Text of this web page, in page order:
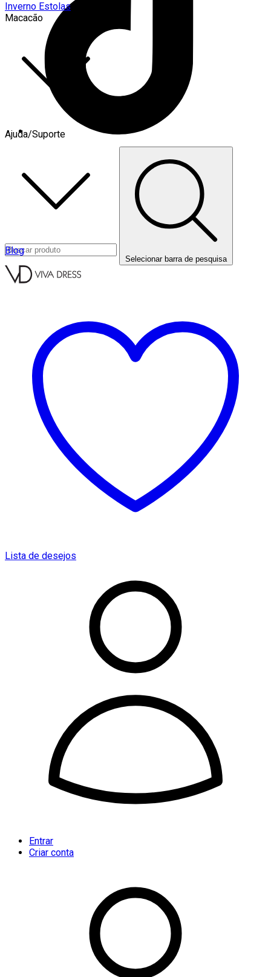
Inverno Estolas
Macacão
Ajuda/Suporte
Blog
Selecionar barra de pesquisa
Lista de desejos
Entrar
Criar conta